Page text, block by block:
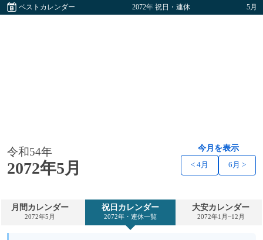
ベストカレンダー 2072年 祝日・連休 5月
令和54年
2072年5月
今月を表示
< 4月 6月 >
月間カレンダー
2072年5月
祝日カレンダー
2072年・連休一覧
大安カレンダー
2072年1月~12月